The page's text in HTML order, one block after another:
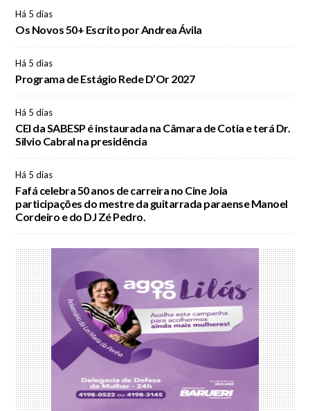
Há 5 dias
Os Novos 50+ Escrito por Andrea Ávila
Há 5 dias
Programa de Estágio Rede D’Or 2027
Há 5 dias
CEI da SABESP é instaurada na Câmara de Cotia e terá Dr.
Silvio Cabral na presidência
Há 5 dias
Fafá celebra 50 anos de carreira no Cine Joia
participações do mestre da guitarrada paraense Manoel
Cordeiro e do DJ Zé Pedro.